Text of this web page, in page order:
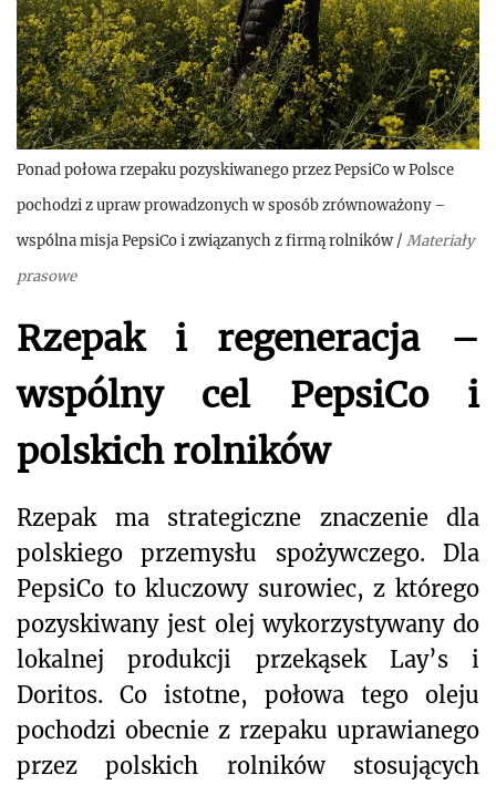
Ponad połowa rzepaku pozyskiwanego przez PepsiCo w Polsce
pochodzi z upraw prowadzonych w sposób zrównoważony –
wspólna misja PepsiCo i związanych z firmą rolników / Materiały
prasowe
Rzepak i regeneracja –
wspólny cel PepsiCo i
polskich rolników
Rzepak ma strategiczne znaczenie dla
polskiego przemysłu spożywczego. Dla
PepsiCo to kluczowy surowiec, z którego
pozyskiwany jest olej wykorzystywany do
lokalnej produkcji przekąsek Lay’s i
Doritos.
Co istotne, połowa tego oleju
pochodzi obecnie z rzepaku uprawianego
przez polskich rolników stosujących